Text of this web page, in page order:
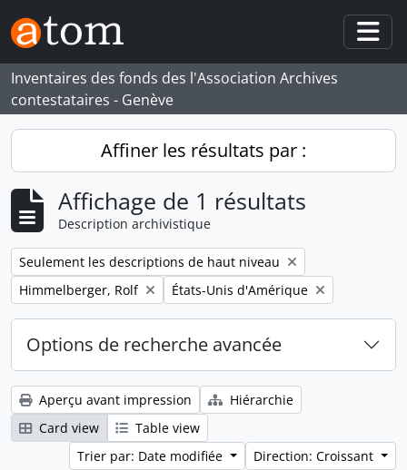
Skip to main content
Inventaires des fonds des l'Association Archives
contestataires - Genève
Affiner les résultats par :
Affichage de 1 résultats
Description archivistique
Remove filter:
Seulement les descriptions de haut niveau
Remove filter:
Himmelberger, Rolf Remove filter:
États-Unis d'Amérique
Options de recherche avancée
Aperçu avant impression
Hiérarchie
Card view
Table view
Trier par: Date modifiée
Direction: Croissant